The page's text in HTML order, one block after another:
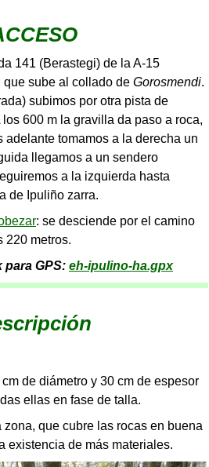
141 (Berastegi) de la A-15
que sube al collado de Gorosmendi.
subimos por otra pista de
600 m la gravilla da paso a roca,
adelante tomamos a la derecha un
llegamos a un sendero
a la izquierda hasta
de Ipuliño zarra.
: se desciende por el camino
220 metros.
para GPS: eh-ipulino-ha.gpx
de diámetro y 30 cm de espesor
ellas en fase de talla.
que cubre las rocas en buena
existencia de más materiales.